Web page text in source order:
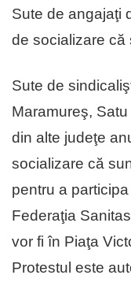
Sute de angajaţi
de socializare că
Sute de
Maramureş,
din alte judeţe
socializare că
pentru a
Federaţia
vor fi în Piaţa
Protestul este